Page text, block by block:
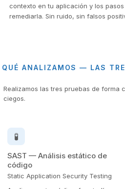
contexto en tu aplicación y los
remediarla. Sin ruido, sin falsos
QUÉ ANALIZAMOS — LAS
Realizamos las tres pruebas de forma
ciegos.
🧪
SAST — Análisis estático de
código
Static Application Security Testing